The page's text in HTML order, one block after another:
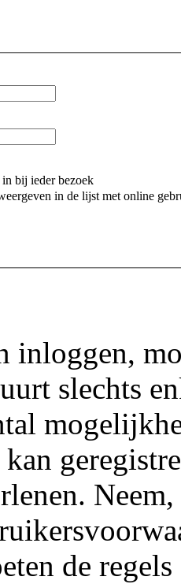
bij ieder bezoek
in de lijst met online
inloggen,
slechts
kan
de